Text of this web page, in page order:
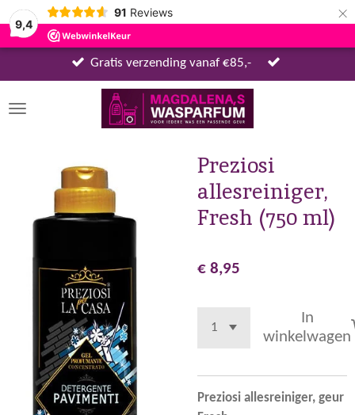
9,4
91 Reviews ×
Gratis verzending vanaf €85,-
Preziosi
allesreiniger,
Fresh (750 ml)
€ 8,95
In
winkelwagen
Preziosi allesreiniger, geur